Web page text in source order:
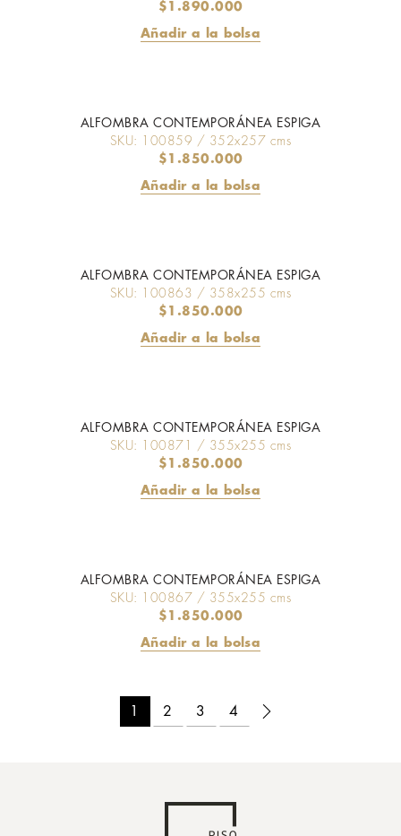
$ 1.890.000
Añadir a la bolsa
ALFOMBRA CONTEMPORÁNEA ESPIGA
SKU: 100859 / 352x257 cms
$ 1.850.000
Añadir a la bolsa
ALFOMBRA CONTEMPORÁNEA ESPIGA
SKU: 100863 / 358x255 cms
$ 1.850.000
Añadir a la bolsa
ALFOMBRA CONTEMPORÁNEA ESPIGA
SKU: 100871 / 355x255 cms
$ 1.850.000
Añadir a la bolsa
ALFOMBRA CONTEMPORÁNEA ESPIGA
SKU: 100867 / 355x255 cms
$ 1.850.000
Añadir a la bolsa
1 2 3 4